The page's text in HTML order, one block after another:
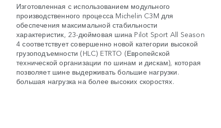
Изготовленная с использованием модульного
производственного процесса Michelin C3M для
обеспечения максимальной стабильности
характеристик, 23-дюймовая шина Pilot Sport All Season
4 соответствует совершенно новой категории высокой
грузоподъемности (HLC) ETRTO (Европейской
технической организации по шинам и дискам), которая
позволяет шине выдерживать большие нагрузки.
большая нагрузка на более высоких скоростях.